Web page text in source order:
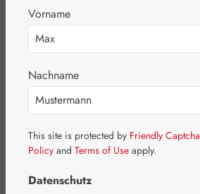
Bildergalerie überspringen
Vorname
Nachname
This site is protected by Friendly Captcha
Policy and Terms of Use apply.
Datenschutz